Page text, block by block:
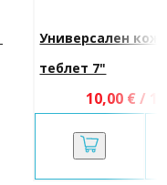
Универсален
теблет 7"
10,00 € /